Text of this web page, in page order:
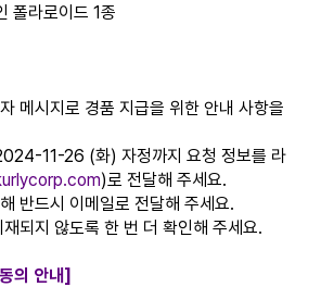
폴라로이드 1종
메시지로 경품 지급을 위한 안내 사항을
11-26 (화) 자정까지 요청 정보를 라
)로 전달해 주세요.
반드시 이메일로 전달해 주세요.
되지 않도록 한 번 더 확인해 주세요.
의 안내]